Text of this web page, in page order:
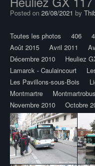
Posted on 26/08/2021 by
Toutes les photos 406
Août 2015
Avril 2011
Décembre 2010
Heuliez
Lamarck - Caulaincourt
Les Pavillons-sous-Bois
Montmartre
Montmartrobus
Novembre 2010
Octobre